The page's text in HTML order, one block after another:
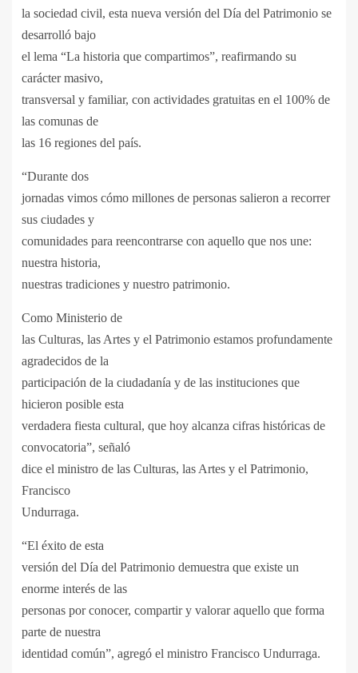
la sociedad civil, esta nueva versión del Día del Patrimonio se
desarrolló bajo
el lema “La historia que compartimos”, reafirmando su
carácter masivo,
transversal y familiar, con actividades gratuitas en el 100% de
las comunas de
las 16 regiones del país.
“Durante dos
jornadas vimos cómo millones de personas salieron a recorrer
sus ciudades y
comunidades para reencontrarse con aquello que nos une:
nuestra historia,
nuestras tradiciones y nuestro patrimonio.
Como Ministerio de
las Culturas, las Artes y el Patrimonio estamos profundamente
agradecidos de la
participación de la ciudadanía y de las instituciones que
hicieron posible esta
verdadera fiesta cultural, que hoy alcanza cifras históricas de
convocatoria”, señaló
dice el ministro de las Culturas, las Artes y el Patrimonio,
Francisco
Undurraga.
“El éxito de esta
versión del Día del Patrimonio demuestra que existe un
enorme interés de las
personas por conocer, compartir y valorar aquello que forma
parte de nuestra
identidad común”, agregó el ministro Francisco Undurraga.